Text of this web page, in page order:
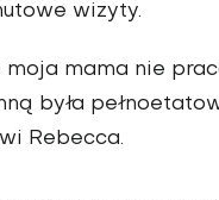
wizyty.
mama nie
była
Rebecca.